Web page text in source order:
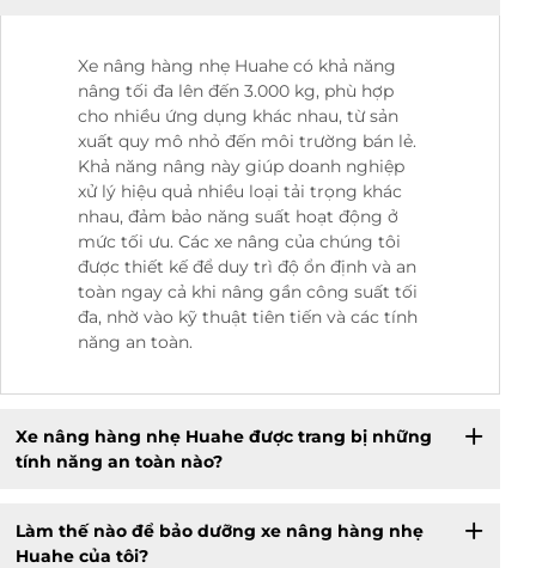
Xe nâng hàng nhẹ Huahe có khả năng
nâng tối đa lên đến 3.000 kg, phù hợp
cho nhiều ứng dụng khác nhau, từ sản
xuất quy mô nhỏ đến môi trường bán lẻ.
Khả năng nâng này giúp doanh nghiệp
xử lý hiệu quả nhiều loại tải trọng khác
nhau, đảm bảo năng suất hoạt động ở
mức tối ưu. Các xe nâng của chúng tôi
được thiết kế để duy trì độ ổn định và an
toàn ngay cả khi nâng gần công suất tối
đa, nhờ vào kỹ thuật tiên tiến và các tính
năng an toàn.
Xe nâng hàng nhẹ Huahe được trang bị những
tính năng an toàn nào?
Làm thế nào để bảo dưỡng xe nâng hàng nhẹ
Huahe của tôi?